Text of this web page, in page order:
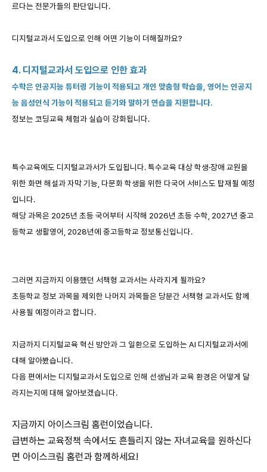
르다는 전문가들의 판단입니다.
디지털교과서 도입으로 인해 어떤 기능이 더해질까요?
4. 디지털교과서 도입으로 인한 효과
수학은 인공지능 튜터링 기능이 적용되고 개인 맞춤형 학습을, 영어는 인공지
능 음성인식 기능이 적용되고 듣기와 말하기 연습을 지원합니다.
정보는 코딩교육 체험과 실습이 강화됩니다.
특수교육에도 디지털교과서가 도입됩니다. 특수교육 대상 학생·장애 교원을
위한 화면 해설과 자막 기능, 다문화 학생을 위한 다국어 서비스도 탑재될 예정
입니다.
해당 과목은 2025년 초등 국어부터 시작해 2026년 초등 수학, 2027년 중고
등학교 생활영어, 2028년에 중고등학교 정보통신입니다.
그러면 지금까지 이용했던 서책형 교과서는 사라지게 될까요?
초등학교 정보 과목을 제외한 나머지 과목들은 당분간 서책형 교과서도 함께
사용될 예정이라고 합니다.
지금까지 디지털교육 혁신 방안과 그 일환으로 도입하는 AI 디지털교과서에
대해 알아봤습니다.
다음 편에서는 디지털교과서 도입으로 인해 선생님과 교육 환경은 어떻게 달
라지는지에 대해 알아보겠습니다.
지금까지 아이스크림 홈런이었습니다.
급변하는 교육정책 속에서도 흔들리지 않는 자녀교육을 원하신다
면 아이스크림 홈런과 함께하세요!